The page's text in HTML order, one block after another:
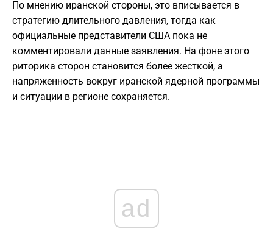
По мнению иранской стороны, это вписывается в
стратегию длительного давления, тогда как
официальные представители США пока не
комментировали данные заявления. На фоне этого
риторика сторон становится более жесткой, а
напряженность вокруг иранской ядерной программы
и ситуации в регионе сохраняется.
ad